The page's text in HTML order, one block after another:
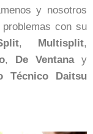
y nosotros
con su
, Multisplit,
, De Ventanay
Técnico Daitsu